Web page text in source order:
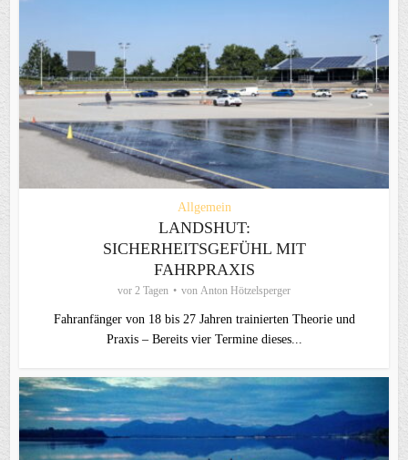
Allgemein
LANDSHUT:
SICHERHEITSGEFÜHL MIT
FAHRPRAXIS
vor 2 Tagen von Anton Hötzelsperger
Fahranfänger von 18 bis 27 Jahren trainierten Theorie und
Praxis – Bereits vier Termine dieses...